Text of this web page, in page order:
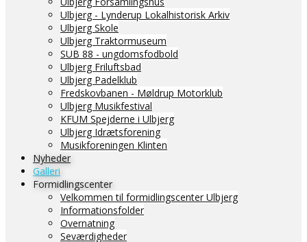
Ulbjerg - Lynderup Lokalhistorisk Arkiv
Ulbjerg Skole
Ulbjerg Traktormuseum
SUB 88 - ungdomsfodbold
Ulbjerg Friluftsbad
Ulbjerg Padelklub
Fredskovbanen - Møldrup Motorklub
Ulbjerg Musikfestival
KFUM Spejderne i Ulbjerg
Ulbjerg Idrætsforening
Musikforeningen Klinten
Nyheder
Galleri
Formidlingscenter
Velkommen til formidlingscenter Ulbjerg
Informationsfolder
Overnatning
Seværdigheder